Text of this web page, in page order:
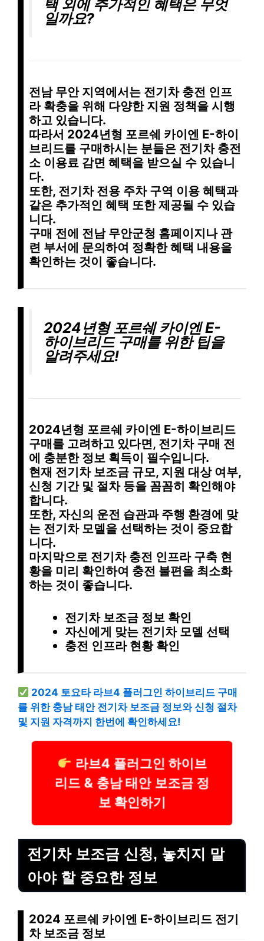
택 외에 추가적인 혜택은 무엇
일까요?
전남 무안 지역에서는 전기차 충전 인프
라 확충을 위해 다양한 지원 정책을 시행
하고 있습니다.
따라서 2024년형 포르쉐 카이엔 E-하이
브리드를 구매하시는 분들은 전기차 충전
소 이용료 감면 혜택을 받으실 수 있습니
다.
또한, 전기차 전용 주차 구역 이용 혜택과
같은 추가적인 혜택 또한 제공될 수 있습
니다.
구매 전에 전남 무안군청 홈페이지나 관
련 부서에 문의하여 정확한 혜택 내용을
확인하는 것이 좋습니다.
2024년형 포르쉐 카이엔 E-
하이브리드 구매를 위한 팁을
알려주세요!
2024년형 포르쉐 카이엔 E-하이브리드
구매를 고려하고 있다면, 전기차 구매 전
에 충분한 정보 획득이 필수입니다.
현재 전기차 보조금 규모, 지원 대상 여부,
신청 기간 및 절차 등을 꼼꼼히 확인해야
합니다.
또한, 자신의 운전 습관과 주행 환경에 맞
는 전기차 모델을 선택하는 것이 중요합
니다.
마지막으로 전기차 충전 인프라 구축 현
황을 미리 확인하여 충전 불편을 최소화
하는 것이 좋습니다.
전기차 보조금 정보 확인
자신에게 맞는 전기차 모델 선택
충전 인프라 현황 확인
2024 토요타 라브4 플러그인 하이브리드 구매
를 위한 충남 태안 전기차 보조금 정보와 신청 절차
및 지원 자격까지 한번에 확인하세요!
라브4 플러그인 하이브
리드 & 충남 태안 보조금 정
보 확인하기
전기차 보조금 신청, 놓치지 말
아야 할 중요한 정보
2024 포르쉐 카이엔 E-하이브리드 전기
차 보조금 정보